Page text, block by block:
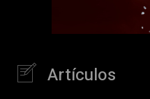
Artículos